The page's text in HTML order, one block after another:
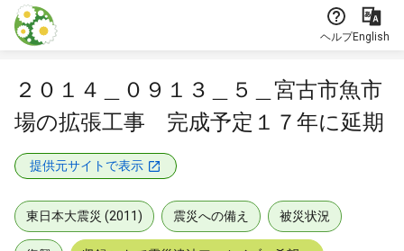
本文に飛ぶ
ヘルプEnglish
２０１４＿０９１３＿５＿宮古市魚市
場の拡張工事 完成予定１７年に延期
提供元サイトで表示
東日本大震災 (2011) 震災への備え 被災状況